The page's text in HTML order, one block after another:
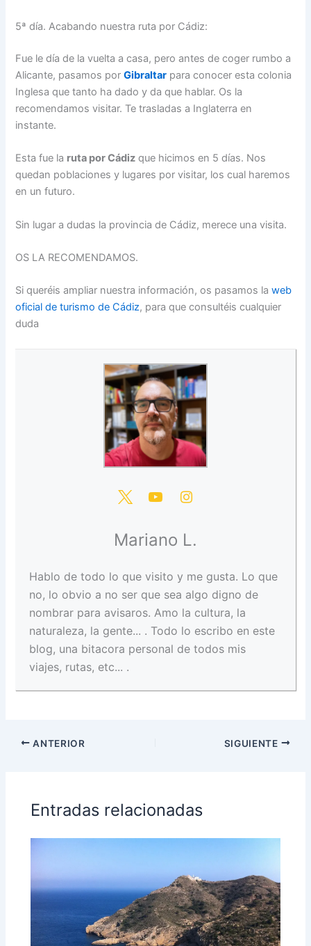
5ª día. Acabando nuestra ruta por Cádiz:
Fue le día de la vuelta a casa, pero antes de coger rumbo a
Alicante, pasamos porGibraltar para conocer esta colonia
Inglesa que tanto ha dado y da que hablar. Os la
recomendamos visitar. Te trasladas a Inglaterra en
instante.
Esta fue la ruta por Cádiz que hicimos en 5 días. Nos
quedan poblaciones y lugares por visitar, los cual haremos
en un futuro.
Sin lugar a dudas la provincia de Cádiz, merece una visita.
OS LA RECOMENDAMOS.
Si queréis ampliar nuestra información, os pasamos laweb
oficial de turismo de Cádiz, para que consultéis cualquier
duda
Mariano L.
Hablo de todo lo que visito y me gusta. Lo que
no, lo obvio a no ser que sea algo digno de
nombrar para avisaros. Amo la cultura, la
naturaleza, la gente... . Todo lo escribo en este
blog, una bitacora personal de todos mis
viajes, rutas, etc... .
ANTERIOR SIGUIENTE
Entradas relacionadas